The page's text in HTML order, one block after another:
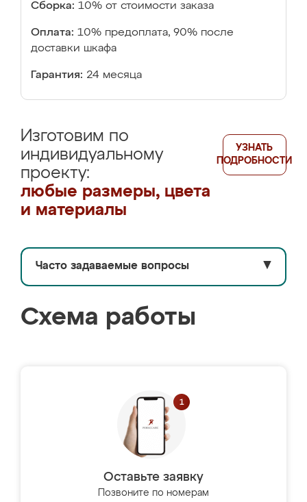
Сборка: 10% от стоимости заказа
Оплата: 10% предоплата, 90% после
доставки шкафа
Гарантия: 24 месяца
Изготовим по
индивидуальному
проекту:
любые размеры, цвета
и материалы
УЗНАТЬ
ПОДРОБНОСТИ
Часто задаваемые вопросы ▼
Схема работы
Оставьте заявку
Позвоните по номерам